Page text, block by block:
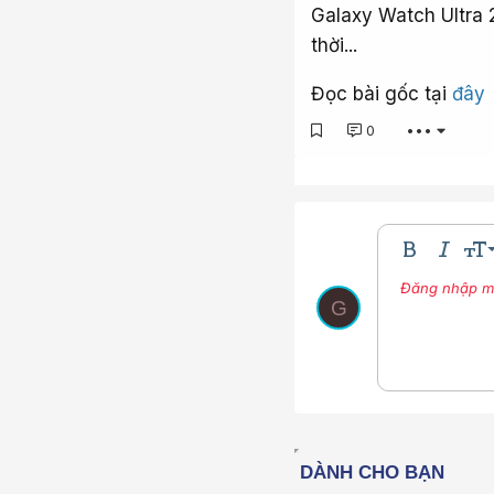
Galaxy Watch Ultra
thời...
Đọc bài gốc tại đây
0 •••
G
Bold In
10
18
Nhúng thư
Màu chữ
Đăng nhập